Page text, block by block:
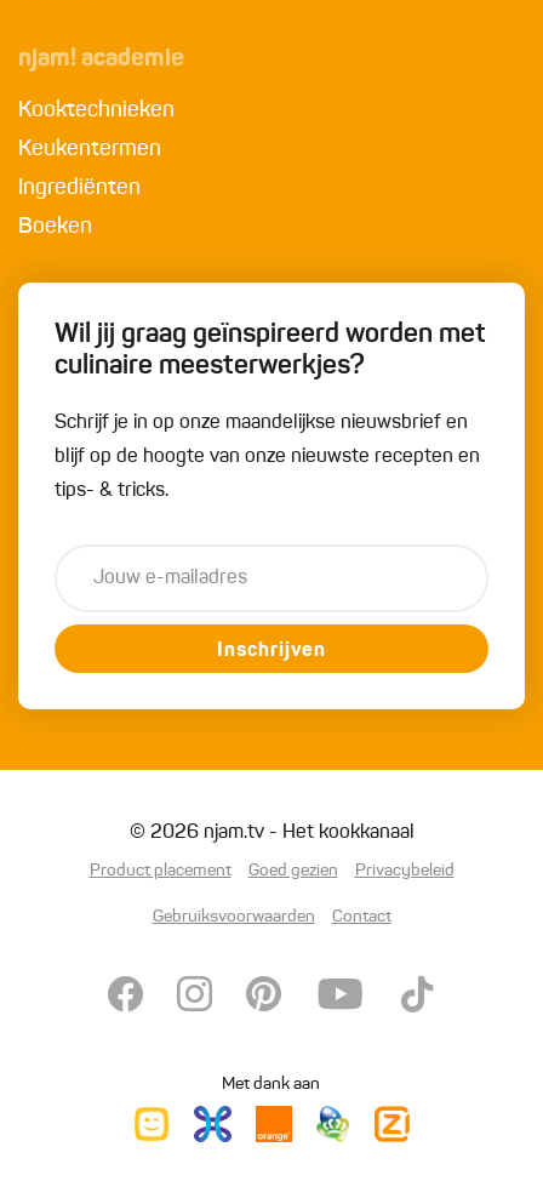
njam! academie
Kooktechnieken
Keukentermen
Ingrediënten
Boeken
Wil jij graag geïnspireerd worden met
culinaire meesterwerkjes?
Schrijf je in op onze maandelijkse nieuwsbrief en
blijf op de hoogte van onze nieuwste recepten en
tips- & tricks.
Inschrijven
© 2026 njam.tv - Het kookkanaal
Product placement Goed gezien Privacybeleid
Gebruiksvoorwaarden Contact
Met dank aan